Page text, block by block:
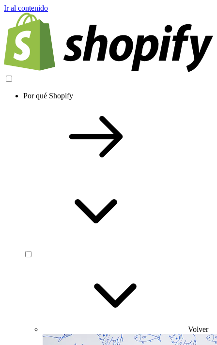
Ir al contenido
Por qué Shopify
Volver